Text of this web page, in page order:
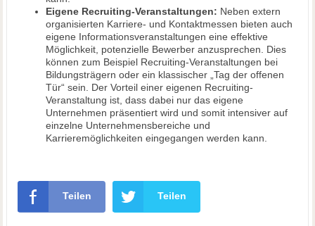
Eigene Recruiting-Veranstaltungen: Neben extern
organisierten Karriere- und Kontaktmessen bieten auch
eigene Informationsveranstaltungen eine effektive
Möglichkeit, potenzielle Bewerber anzusprechen. Dies
können zum Beispiel Recruiting-Veranstaltungen bei
Bildungsträgern oder ein klassischer „Tag der offenen
Tür“ sein. Der Vorteil einer eigenen Recruiting-
Veranstaltung ist, dass dabei nur das eigene
Unternehmen präsentiert wird und somit intensiver auf
einzelne Unternehmensbereiche und
Karrieremöglichkeiten eingegangen werden kann.
Teilen Teilen